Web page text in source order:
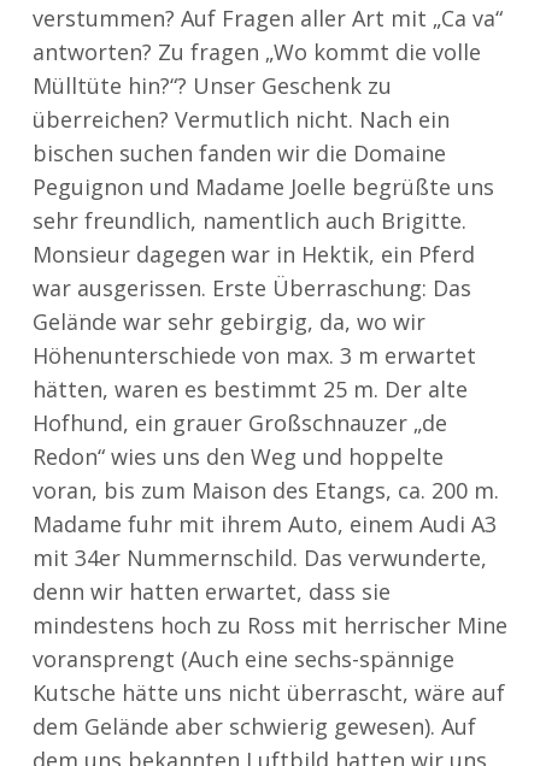
verstummen? Auf Fragen aller Art mit „Ca va“
antworten? Zu fragen „Wo kommt die volle
Mülltüte hin?“? Unser Geschenk zu
überreichen? Vermutlich nicht. Nach ein
bischen suchen fanden wir die Domaine
Peguignon und Madame Joelle begrüßte uns
sehr freundlich, namentlich auch Brigitte.
Monsieur dagegen war in Hektik, ein Pferd
war ausgerissen. Erste Überraschung: Das
Gelände war sehr gebirgig, da, wo wir
Höhenunterschiede von max. 3 m erwartet
hätten, waren es bestimmt 25 m. Der alte
Hofhund, ein grauer Großschnauzer „de
Redon“ wies uns den Weg und hoppelte
voran, bis zum Maison des Etangs, ca. 200 m.
Madame fuhr mit ihrem Auto, einem Audi A3
mit 34er Nummernschild. Das verwunderte,
denn wir hatten erwartet, dass sie
mindestens hoch zu Ross mit herrischer Mine
voransprengt (Auch eine sechs-spännige
Kutsche hätte uns nicht überrascht, wäre auf
dem Gelände aber schwierig gewesen). Auf
dem uns bekannten Luftbild hatten wir uns